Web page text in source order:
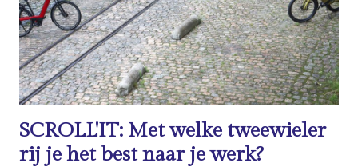
SCROLL'IT: Met welke tweewieler
rij je het best naar je werk?